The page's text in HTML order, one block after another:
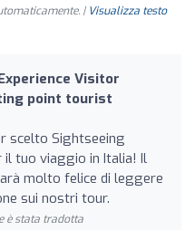
| Visualizza testo
Visitor
point tourist
scelto Sightseeing
il tuo viaggio in Italia! Il
molto felice di leggere
sui nostri tour.
è stata tradotta